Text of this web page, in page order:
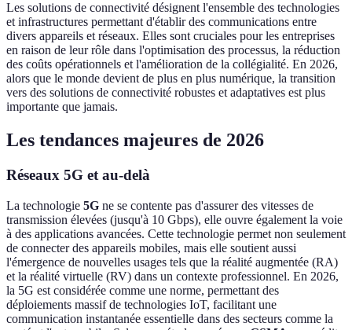
Les solutions de connectivité désignent l'ensemble des technologies
et infrastructures permettant d'établir des communications entre
divers appareils et réseaux. Elles sont cruciales pour les entreprises
en raison de leur rôle dans l'optimisation des processus, la réduction
des coûts opérationnels et l'amélioration de la collégialité. En 2026,
alors que le monde devient de plus en plus numérique, la transition
vers des solutions de connectivité robustes et adaptatives est plus
importante que jamais.
Les tendances majeures de 2026
Réseaux 5G et au-delà
La technologie 5G ne se contente pas d'assurer des vitesses de
transmission élevées (jusqu'à 10 Gbps), elle ouvre également la voie
à des applications avancées. Cette technologie permet non seulement
de connecter des appareils mobiles, mais elle soutient aussi
l'émergence de nouvelles usages tels que la réalité augmentée (RA)
et la réalité virtuelle (RV) dans un contexte professionnel. En 2026,
la 5G est considérée comme une norme, permettant des
déploiements massif de technologies IoT, facilitant une
communication instantanée essentielle dans des secteurs comme la